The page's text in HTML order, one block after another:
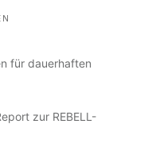
für dauerhaften
zur REBELL-